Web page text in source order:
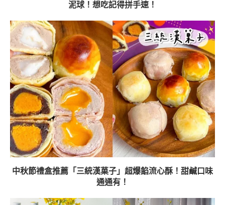
泥球！想吃記得拼手速！
中秋節禮盒推薦「三統漢菓子」超爆餡流心酥！甜鹹口味
通通有！